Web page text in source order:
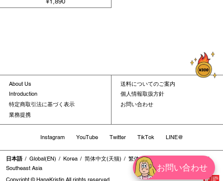
お問い合わせ
About Us
Introduction
特定商取引法に基づく表示
業務提携
送料についてのご案内
個人情報取扱方針
お問い合わせ
Instagram YouTube Twitter TikTok LINE@
日本語 Global(EN) Korea 简体中文(天猫) 繁体中文
Southeast Asia
Copyright © HapaKristin All rights reserved.